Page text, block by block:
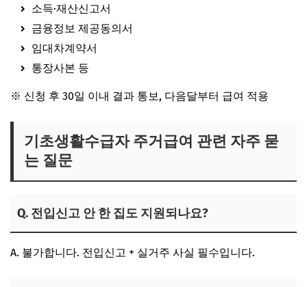
소득·재산신고서
금융정보 제공동의서
임대차계약서
통장사본 등
※ 신청 후 30일 이내 결과 통보, 다음달부터 급여 적용
기초생활수급자 주거급여 관련 자주 묻
는 질문
Q. 전입신고 안 한 집도 지원되나요?
A. 불가합니다. 전입신고 + 실거주 사실 필수입니다.